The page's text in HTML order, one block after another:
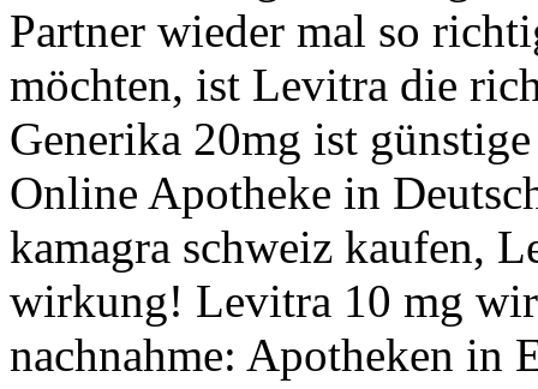
Partner wieder mal so
möchten, ist Levitra die
Generika 20mg ist
Online Apotheke in
kamagra schweiz kaufen,
wirkung! Levitra 10 mg
nachnahme: Apotheken in